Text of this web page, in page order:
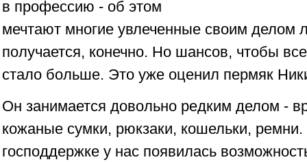
в профессию - об этом
мечтают многие увлеченные своим делом
получается, конечно. Но шансов, чтобы
стало больше. Это уже оценил пермяк
Он занимается довольно редким делом -
кожаные сумки, рюкзаки, кошельки,
господдержке у нас появилась